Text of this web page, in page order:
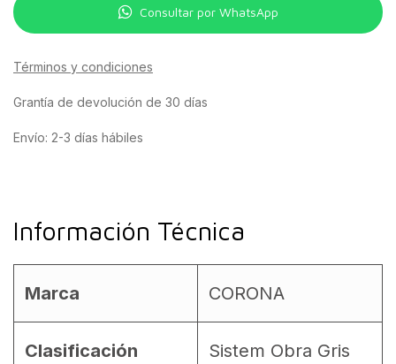
Consultar por WhatsApp
Términos y condiciones
Grantía de devolución de 30 días
Envío: 2-3 días hábiles
Información Técnica
Marca CORONA
Clasificación Sistem Obra Gris